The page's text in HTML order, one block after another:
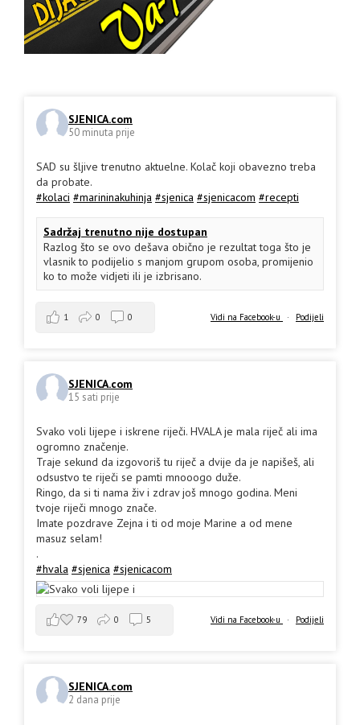
SJENICA.com
50 minuta prije
SAD su šljive trenutno aktuelne. Kolač koji obavezno treba
da probate.
#kolaci #marininakuhinja #sjenica #sjenicacom #recepti
Sadržaj trenutno nije dostupan
Razlog što se ovo dešava obično je rezultat toga što je
vlasnik to podijelio s manjom grupom osoba, promijenio
ko to može vidjeti ili je izbrisano.
Vidi na Facebook-u · Podijeli
1 0 0
SJENICA.com
15 sati prije
Svako voli lijepe i iskrene riječi. HVALA je mala riječ ali ima
ogromno značenje.
Traje sekund da izgovoriš tu riječ a dvije da je napišeš, ali
odsustvo te riječi se pamti mnooogo duže.
Ringo, da si ti nama živ i zdrav još mnogo godina. Meni
tvoje riječi mnogo znače.
Imate pozdrave Zejna i ti od moje Marine a od mene
masuz selam!
.
#hvala #sjenica #sjenicacom
Vidi na Facebook-u · Podijeli
79 0 5
SJENICA.com
2 dana prije